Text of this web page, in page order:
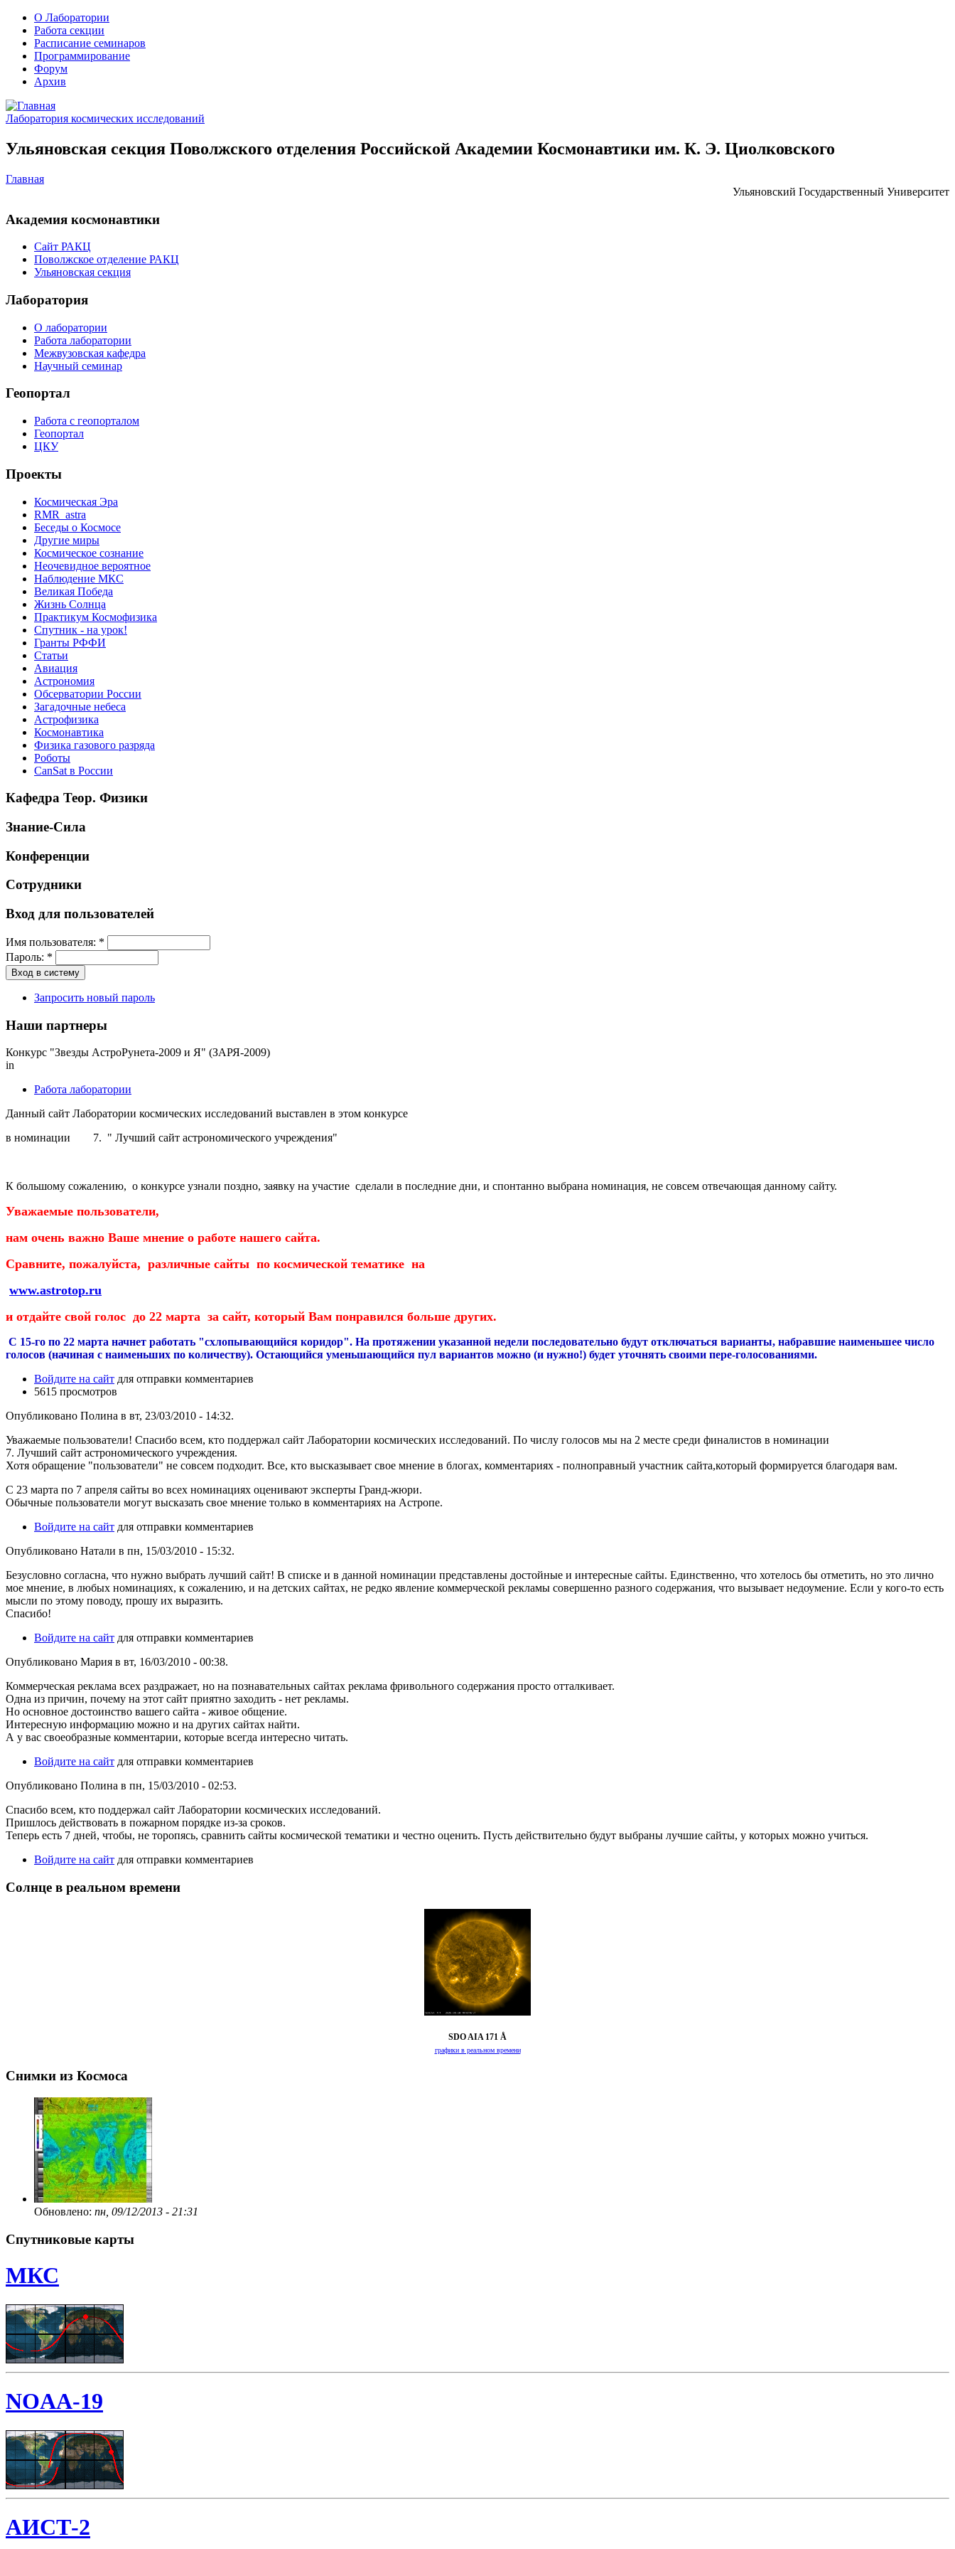
О Лаборатории
Работа секции
Расписание семинаров
Программирование
Форум
Архив
Лаборатория космических исследований
Ульяновская секция Поволжского отделения Российской Академии Космонавтики им. К. Э. Циолковского
Главная
Ульяновский Государственный Университет
Академия космонавтики
Сайт РАКЦ
Поволжское отделение РАКЦ
Ульяновская секция
Лаборатория
О лаборатории
Работа лаборатории
Межвузовская кафедра
Научный семинар
Геопортал
Работа с геопорталом
Геопортал
ЦКУ
Проекты
Космическая Эра
RMR_astra
Беседы о Космосе
Другие миры
Космическое сознание
Неочевидное вероятное
Наблюдение МКС
Великая Победа
Жизнь Солнца
Практикум Космофизика
Спутник - на урок!
Гранты РФФИ
Статьи
Авиация
Астрономия
Обсерватории России
Загадочные небеса
Астрофизика
Космонавтика
Физика газового разряда
Роботы
CanSat в России
Кафедра Теор. Физики
Знание-Сила
Конференции
Сотрудники
Вход для пользователей
Имя пользователя: *
Пароль: *
Запросить новый пароль
Наши партнеры
Конкурс "Звезды АстроРунета-2009 и Я" (ЗАРЯ-2009)
in
Работа лаборатории
Данный сайт Лаборатории космических исследований выставлен в этом конкурсе
в номинации 7. " Лучший сайт астрономического учреждения"
К большому сожалению, о конкурсе узнали поздно, заявку на участие сделали в последние дни, и спонтанно выбрана номинация, не совсем отвечающая данному сайту.
Уважаемые пользователи,
нам очень важно Ваше мнение о работе нашего сайта.
Сравните, пожалуйста, различные сайты по космической тематике на
www.astrotop.ru
и отдайте свой голос до 22 марта за сайт, который Вам понравился больше других.
С 15-го по 22 марта начнет работать "схлопывающийся коридор". На протяжении указанной недели последовательно будут отключаться варианты, набравшие наименьшее число
голосов (начиная с наименьших по количеству). Остающийся уменьшающийся пул вариантов можно (и нужно!) будет уточнять своими пере-голосованиями.
Войдите на сайт для отправки комментариев
5615 просмотров
Опубликовано Полина в вт, 23/03/2010 - 14:32.
Уважаемые пользователи! Спасибо всем, кто поддержал сайт Лаборатории космических исследований. По числу голосов мы на 2 месте среди финалистов в номинации
7. Лучший сайт астрономического учреждения.
Хотя обращение "пользователи" не совсем подходит. Все, кто высказывает свое мнение в блогах, комментариях - полноправный участник сайта,который формируется благодаря вам.
С 23 марта по 7 апреля сайты во всех номинациях оценивают эксперты Гранд-жюри.
Обычные пользователи могут высказать свое мнение только в комментариях на Астропе.
Войдите на сайт для отправки комментариев
Опубликовано Натали в пн, 15/03/2010 - 15:32.
Безусловно согласна, что нужно выбрать лучший сайт! В списке и в данной номинации представлены достойные и интересные сайты. Единственно, что хотелось бы отметить, но это лично
мое мнение, в любых номинациях, к сожалению, и на детских сайтах, не редко явление коммерческой рекламы совершенно разного содержания, что вызывает недоумение. Если у кого-то есть
мысли по этому поводу, прошу их выразить.
Спасибо!
Войдите на сайт для отправки комментариев
Опубликовано Мария в вт, 16/03/2010 - 00:38.
Коммерческая реклама всех раздражает, но на познавательных сайтах реклама фривольного содержания просто отталкивает.
Одна из причин, почему на этот сайт приятно заходить - нет рекламы.
Но основное достоинство вашего сайта - живое общение.
Интересную информацию можно и на других сайтах найти.
А у вас своеобразные комментарии, которые всегда интересно читать.
Войдите на сайт для отправки комментариев
Опубликовано Полина в пн, 15/03/2010 - 02:53.
Спасибо всем, кто поддержал сайт Лаборатории космических исследований.
Пришлось действовать в пожарном порядке из-за сроков.
Теперь есть 7 дней, чтобы, не торопясь, сравнить сайты космической тематики и честно оценить. Пусть действительно будут выбраны лучшие сайты, у которых можно учиться.
Войдите на сайт для отправки комментариев
Солнце в реальном времени
SDO AIA 171 Å
графики в реальном времени
Снимки из Космоса
Обновлено: пн, 09/12/2013 - 21:31
Спутниковые карты
МКС
NOAA-19
АИСТ-2